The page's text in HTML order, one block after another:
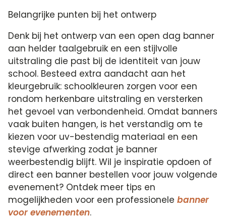
Belangrijke punten bij het ontwerp
Denk bij het ontwerp van een open dag banner
aan helder taalgebruik en een stijlvolle
uitstraling die past bij de identiteit van jouw
school. Besteed extra aandacht aan het
kleurgebruik: schoolkleuren zorgen voor een
rondom herkenbare uitstraling en versterken
het gevoel van verbondenheid. Omdat banners
vaak buiten hangen, is het verstandig om te
kiezen voor uv-bestendig materiaal en een
stevige afwerking zodat je banner
weerbestendig blijft. Wil je inspiratie opdoen of
direct een banner bestellen voor jouw volgende
evenement? Ontdek meer tips en
mogelijkheden voor een professionelebanner
voor evenementen.